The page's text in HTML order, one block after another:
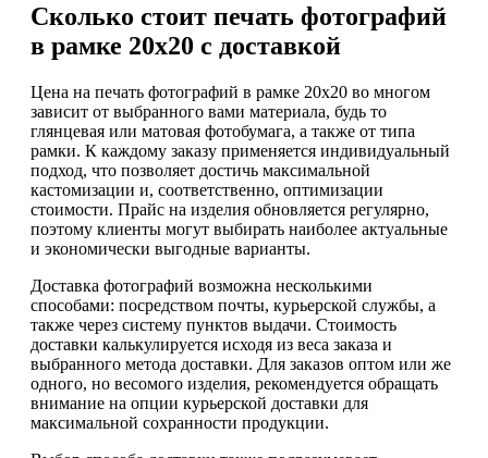
Сколько стоит печать фотографий
в рамке 20х20 с доставкой
Цена на печать фотографий в рамке 20х20 во многом
зависит от выбранного вами материала, будь то
глянцевая или матовая фотобумага, а также от типа
рамки. К каждому заказу применяется индивидуальный
подход, что позволяет достичь максимальной
кастомизации и, соответственно, оптимизации
стоимости. Прайс на изделия обновляется регулярно,
поэтому клиенты могут выбирать наиболее актуальные
и экономически выгодные варианты.
Доставка фотографий возможна несколькими
способами: посредством почты, курьерской службы, а
также через систему пунктов выдачи. Стоимость
доставки калькулируется исходя из веса заказа и
выбранного метода доставки. Для заказов оптом или же
одного, но весомого изделия, рекомендуется обращать
внимание на опции курьерской доставки для
максимальной сохранности продукции.